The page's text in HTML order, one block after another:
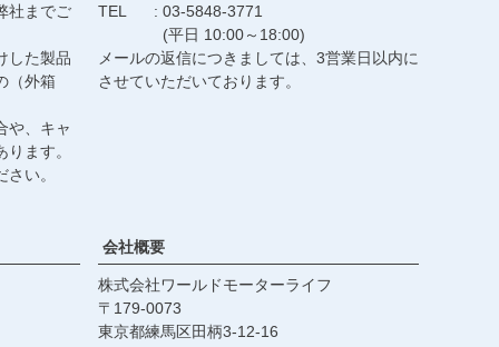
社までご
した製品
（外箱
や、キャ
ます。
い。
TEL
03-5848-3771
(平日 10:00～18:00)
メールの返信につきましては、3営業日以内に
させていただいております。
会社概要
株式会社ワールドモーターライフ
179-0073
東京都練馬区田柄3-12-16